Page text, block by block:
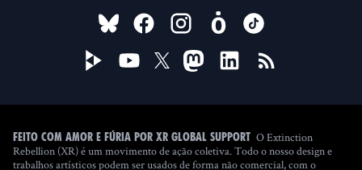
FOLLOW US ON
Feito com amor e fúria por XR Global Support O Extinction
Rebellion (XR) é um movimento de ação coletiva. Todo o nosso design e
trabalhos artísticos podem ser usados de forma não comercial, com o